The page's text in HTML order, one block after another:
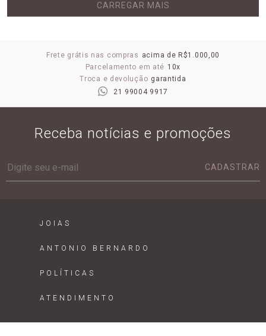
CARREGAR MAIS
Frete grátis nas compras acima de R$1.000,00
Parcelamento em até 10x
Troca e devolução garantida
21 99004 9917
Receba notícias e promoções
CADASTRAR
JOIAS
ANTONIO BERNARDO
POLÍTICAS
ATENDIMENTO